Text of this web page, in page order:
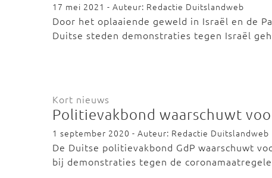
17 mei 2021 - Auteur: Redactie Duitslandweb
Door het oplaaiende geweld in Israël en de
Duitse steden demonstraties tegen Israël
Kort nieuws
Politievakbond waarschuwt
1 september 2020 - Auteur: Redactie Duitslandweb
De Duitse politievakbond GdP waarschuwt
bij demonstraties tegen de